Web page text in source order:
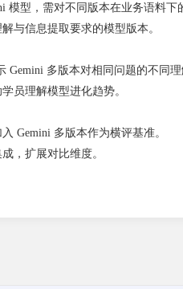
模型，需对不同版本在业务语料下
与信息提取要求的模型版本。
Gemini 多版本对相同问题的不同
员理解模型进化趋势。
Gemini 多版本作为横评基准。
，扩展对比维度。